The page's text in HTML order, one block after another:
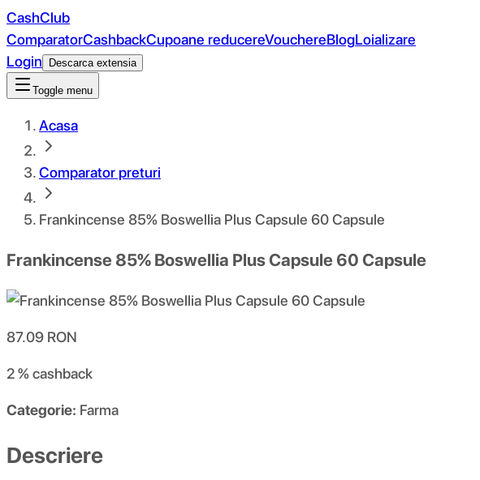
CashClub
ComparatorCashbackCupoane reducereVouchereBlogLoializare
Login
Descarca extensia
Toggle menu
Acasa
Comparator preturi
Frankincense 85% Boswellia Plus Capsule 60 Capsule
Frankincense 85% Boswellia Plus Capsule 60 Capsule
87.09 RON
2 %cashback
Categorie: Farma
Descriere